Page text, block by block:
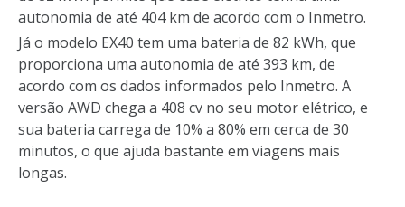
autonomia de até 404 km de acordo com o Inmetro.
Já o modelo EX40 tem uma bateria de 82 kWh, que
proporciona uma autonomia de até 393 km, de
acordo com os dados informados pelo Inmetro. A
versão AWD chega a 408 cv no seu motor elétrico, e
sua bateria carrega de 10% a 80% em cerca de 30
minutos, o que ajuda bastante em viagens mais
longas.